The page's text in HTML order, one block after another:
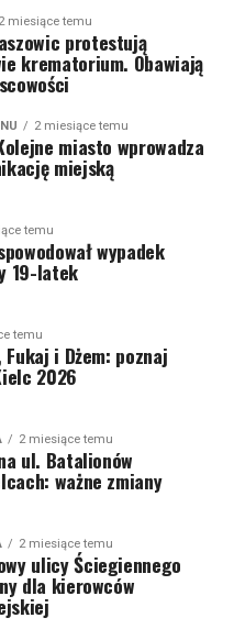
2 miesiące temu
protestują
krematorium. Obawiają
2 miesiące temu
miasto wprowadza
miejską
temu
wypadek
19-latek
temu
i Dżem: poznaj
2026
2 miesiące temu
ul. Batalionów
ważne zmiany
2 miesiące temu
ulicy Ściegiennego
dla kierowców